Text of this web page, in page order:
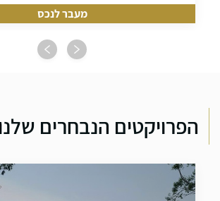
מעבר לנכס
הפרויקטים הנבחרים